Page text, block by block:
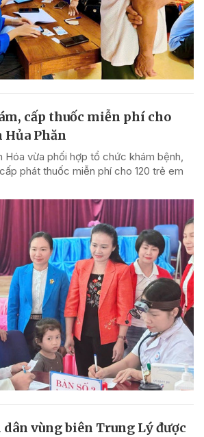
cấp thuốc miễn phí cho
Phăn
Hóa vừa phối hợp tổ chức khám bệnh,
phát thuốc miễn phí cho 120 trẻ em
vùng biên Trung Lý được